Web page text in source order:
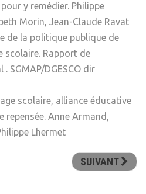
y remédier. Philippe
Morin, Jean-Claude Ravat
de la politique publique de
scolaire. Rapport de
SGMAP/DGESCO dir
scolaire, alliance éducative
repensée. Anne Armand,
Lhermet
SUIVANT